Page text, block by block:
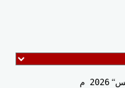
2026 م